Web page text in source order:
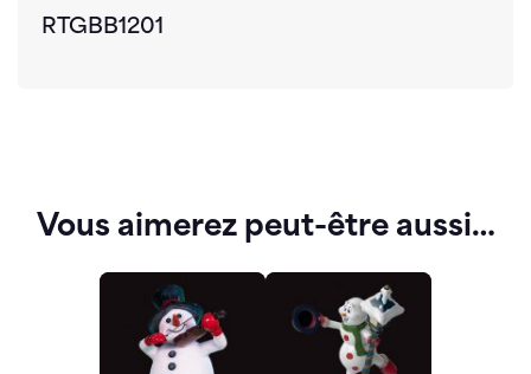
RTGBB1201
Vous aimerez peut-être aussi…